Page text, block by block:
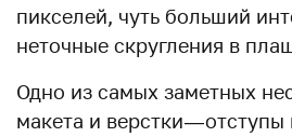
пикселей, чуть больший
неточные скругления в
Одно из самых заметных
макета и верстки —